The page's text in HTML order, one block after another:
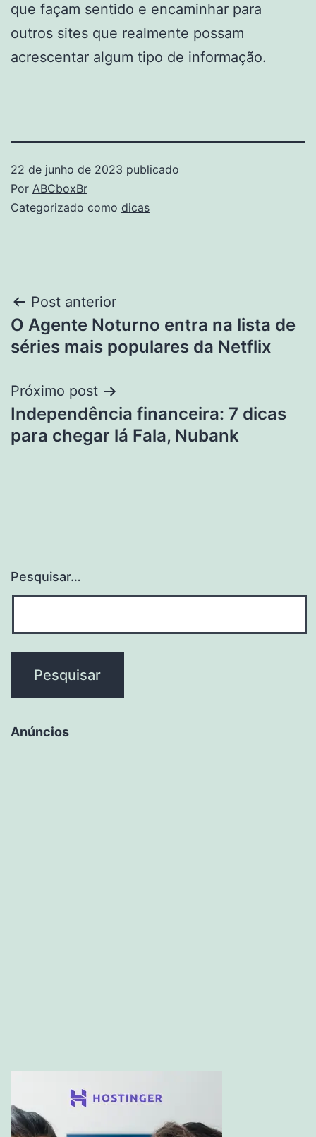
que façam sentido e encaminhar para
outros sites que realmente possam
acrescentar algum tipo de informação.
22 de junho de 2023 publicado
Por ABCboxBr
Categorizado como dicas
Navegação
de
Post anterior
O Agente Noturno entra na lista de
séries mais populares da Netflix
Próximo post
Independência financeira: 7 dicas
para chegar lá Fala, Nubank
Pesquisar…
Anúncios